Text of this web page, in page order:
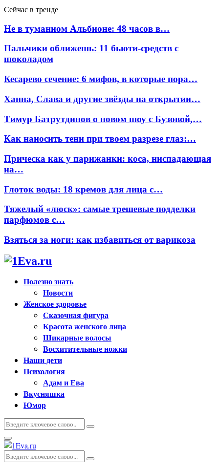
Сейчас в тренде
Не в туманном Альбионе: 48 часов в…
Пальчики оближешь: 11 бьюти-средств с
шоколадом
Кесарево сечение: 6 мифов, в которые пора…
Ханна, Слава и другие звёзды на открытии…
Тимур Батрутдинов о новом шоу с Бузовой,…
Как наносить тени при твоем разрезе глаз:…
Прическа как у парижанки: коса, ниспадающая
на…
Глоток воды: 18 кремов для лица с…
Тяжелый «люск»: самые трешевые подделки
парфюмов с…
Взяться за ноги: как избавиться от варикоза
Полезно знать
Новости
Женское здоровье
Сказочная фигура
Красота женского лица
Шикарные волосы
Восхитительные ножки
Наши дети
Психология
Адам и Ева
Вкусняшка
Юмор
Искать:
Поиск
Основное
меню
Искать:
Поиск